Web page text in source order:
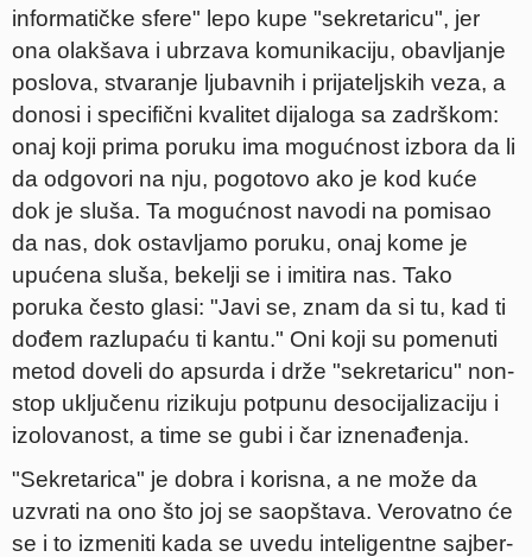
informatičke sfere" lepo kupe "sekretaricu", jer
ona olakšava i ubrzava komunikaciju, obavljanje
poslova, stvaranje ljubavnih i prijateljskih veza, a
donosi i specifični kvalitet dijaloga sa zadrškom:
onaj koji prima poruku ima mogućnost izbora da li
da odgovori na nju, pogotovo ako je kod kuće
dok je sluša. Ta mogućnost navodi na pomisao
da nas, dok ostavljamo poruku, onaj kome je
upućena sluša, bekelji se i imitira nas. Tako
poruka često glasi: "Javi se, znam da si tu, kad ti
dođem razlupaću ti kantu." Oni koji su pomenuti
metod doveli do apsurda i drže "sekretaricu" non-
stop uključenu rizikuju potpunu desocijalizaciju i
izolovanost, a time se gubi i čar iznenađenja.
"Sekretarica" je dobra i korisna, a ne može da
uzvrati na ono što joj se saopštava. Verovatno će
se i to izmeniti kada se uvedu inteligentne sajber-